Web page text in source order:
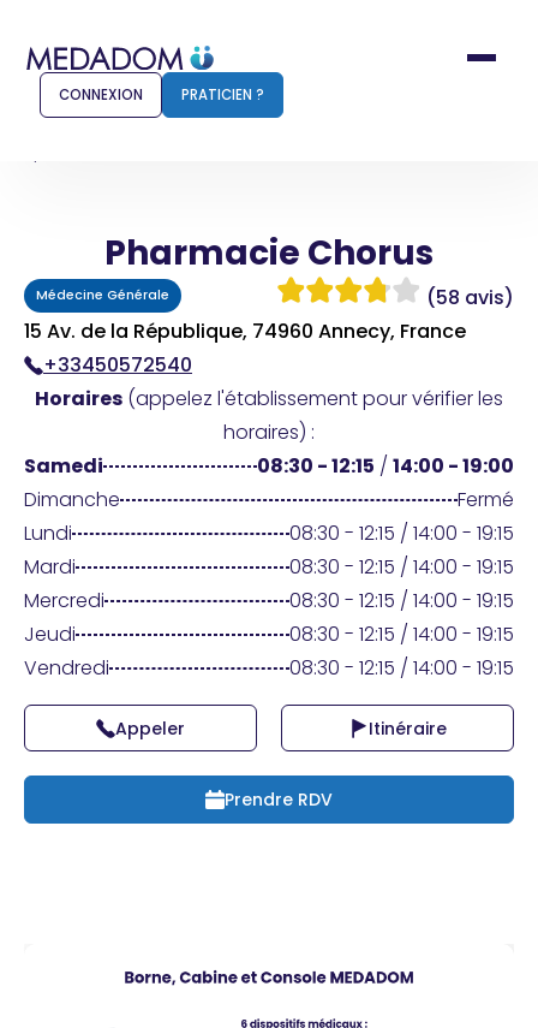
Comment ça marche ?
Pour les patients
Pharmacien
Connexion
Praticien ?
CONNEXION PRATICIEN ?
Pharmacie Chorus
Médecine Générale
(58 avis)
15 Av. de la République, 74960 Annecy, France
+33450572540
Horaires (appelez l'établissement pour vérifier les
horaires) :
Samedi
08:30 - 12:15 / 14:00 - 19:00
Dimanche
Fermé
Lundi
08:30 - 12:15 / 14:00 - 19:15
Mardi
08:30 - 12:15 / 14:00 - 19:15
Mercredi
08:30 - 12:15 / 14:00 - 19:15
Jeudi
08:30 - 12:15 / 14:00 - 19:15
Vendredi
08:30 - 12:15 / 14:00 - 19:15
Appeler Itinéraire
Prendre RDV